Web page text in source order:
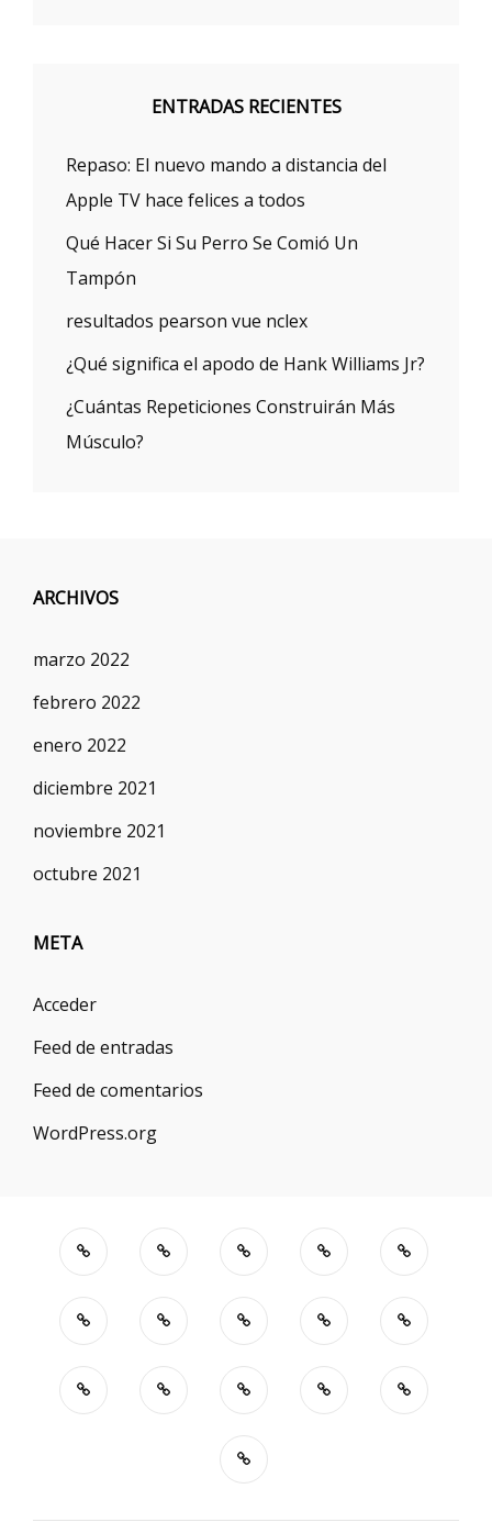
ENTRADAS RECIENTES
Repaso: El nuevo mando a distancia del
Apple TV hace felices a todos
Qué Hacer Si Su Perro Se Comió Un
Tampón
resultados pearson vue nclex
¿Qué significa el apodo de Hank Williams Jr?
¿Cuántas Repeticiones Construirán Más
Músculo?
ARCHIVOS
marzo 2022
febrero 2022
enero 2022
diciembre 2021
noviembre 2021
octubre 2021
META
Acceder
Feed de entradas
Feed de comentarios
WordPress.org